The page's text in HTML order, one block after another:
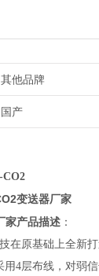
其他品牌
国产
CO2
变送器厂家
家产品描述 ：
在原基础上全新
4层布线，对弱